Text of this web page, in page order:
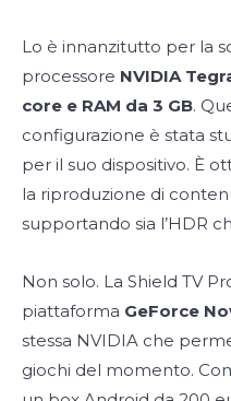
Lo è innanzitutto per la
processore NVIDIA
core e RAM da 3 GB.
configurazione è stata
per il suo dispositivo. È
la riproduzione di
supportando sia l’HDR
Non solo. La Shield TV
piattaforma GeForce
stessa NVIDIA che
giochi del momento.